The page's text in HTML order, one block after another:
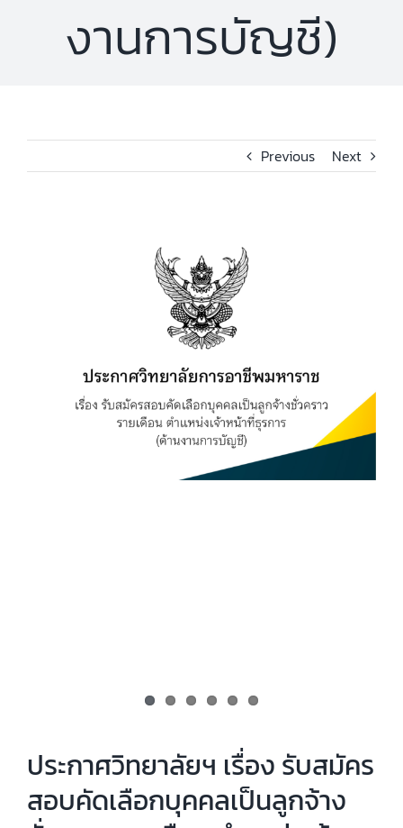
งานการบัญชี)
Previous Next
ประกาศวิทยาลัยฯ เรื่อง รับสมัคร
สอบคัดเลือกบุคคลเป็นลูกจ้าง